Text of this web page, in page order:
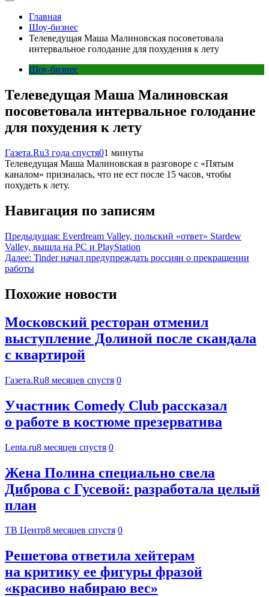
Главная
Шоу-бизнес
Телеведущая Маша Малиновская посоветовала
интервальное голодание для похудения к лету
Шоу-бизнес
Телеведущая Маша Малиновская
посоветовала интервальное голодание
для похудения к лету
Газета.Ru3 года спустя01 минуты
Телеведущая Маша Малиновская в разговоре с «Пятым
каналом» призналась, что не ест после 15 часов, чтобы
похудеть к лету.
Навигация по записям
Предыдущая: Everdream Valley, польский «ответ» Stardew
Valley, вышла на PC и PlayStation
Далее: Tinder начал предупреждать россиян о прекращении
работы
Похожие новости
Московский ресторан отменил
выступление Долиной после скандала
с квартирой
Газета.Ru8 месяцев спустя 0
Участник Comedy Club рассказал
о работе в костюме презерватива
Lenta.ru8 месяцев спустя 0
Жена Полина специально свела
Диброва с Гусевой: разработала целый
план
ТВ Центр8 месяцев спустя 0
Решетова ответила хейтерам
на критику ее фигуры фразой
«красиво набираю вес»